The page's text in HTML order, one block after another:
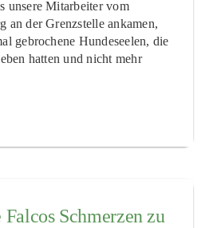
unsere Mitarbeiter vom
an der Grenzstelle ankamen,
gebrochene Hundeseelen, die
hatten und nicht mehr
Schmerzen zu